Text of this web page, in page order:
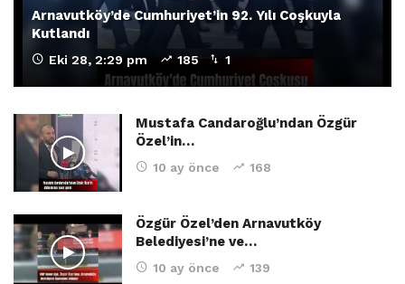
Arnavutköy’de Cumhuriyet’in 92. Yılı Coşkuyla
Kutlandı
Eki 28, 2:29 pm 185 1
Mustafa Candaroğlu’ndan Özgür
Özel’in…
10 ay önce 168
Özgür Özel’den Arnavutköy
Belediyesi’ne ve…
10 ay önce 139